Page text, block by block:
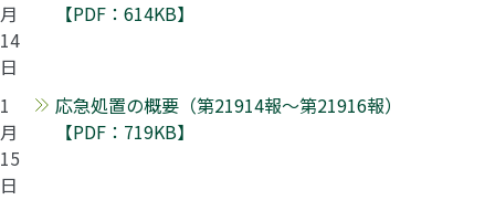
月
14
日
【PDF：614KB】
1
月
15
日
応急処置の概要（第21914報～第21916報）
【PDF：719KB】